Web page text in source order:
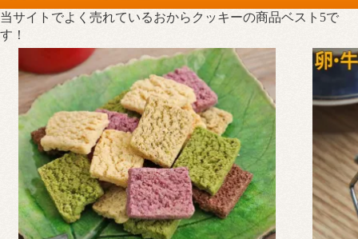
当サイトでよく売れているおからクッキーの商品ベスト5で
す！